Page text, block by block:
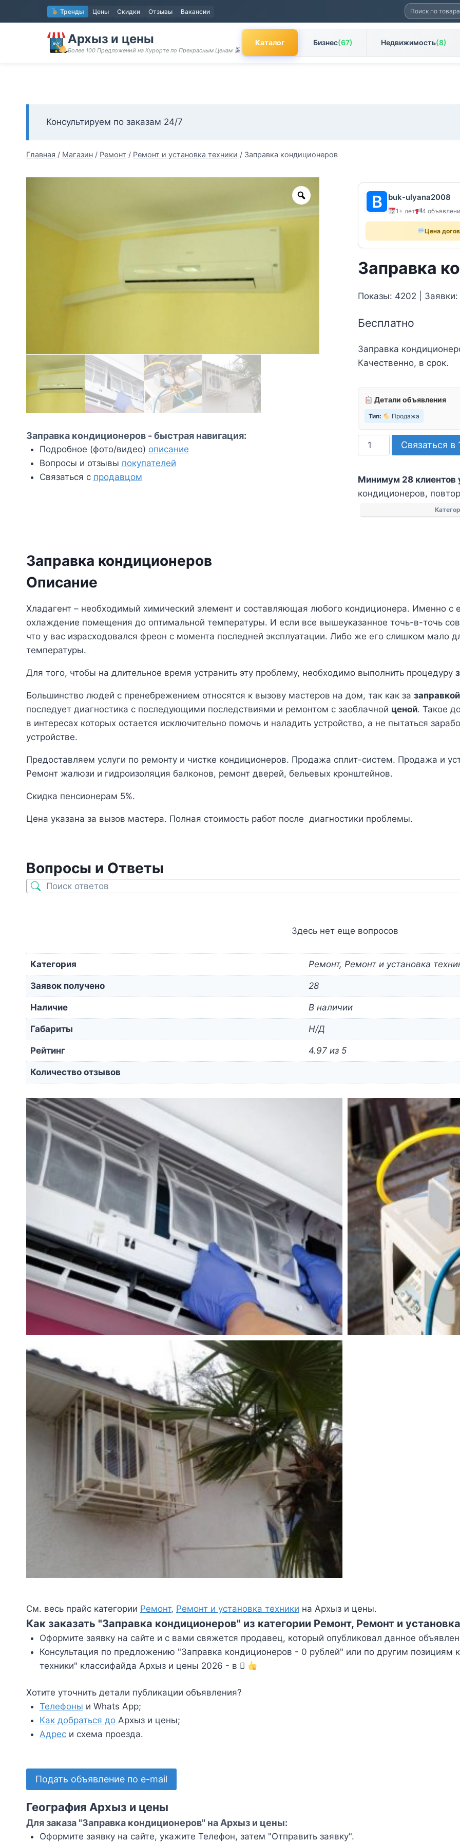
к
содержимому
Тренды Цены Скидки Отзывы Вакансии Искать:
Архыз и цены
Более 100 Предложений на Курорте по Прекрасным Ценам
Каталог Бизнес(67) Недвижимость(8)
Консультируем по заказам 24/7
Главная / Магазин / Ремонт / Ремонт и установка техники / Заправка кондиционеров
Zoom buk-ulyana2008
1+ лет 4
Цена
Заправка
Показы: 4202 | Заявки:
Бесплатно
Заправка
Качественно, в срок.
Детали объявления
Тип: Продажа
Количество
товара
кондиционеров
Связаться в
Минимум 28
кондиционеров,
Заправка кондиционеров - быстрая навигация:
Подробное (фото/видео) описание
Вопросы и отзывы покупателей
Связаться с продавцом
Заправка кондиционеров
Описание
Хладагент – необходимый химический элемент и составляющая любого кондиционера. Именно с
охлаждение помещения до оптимальной температуры. И если все вышеуказанное точь-в-точь
что у вас израсходовался фреон с момента последней эксплуатации. Либо же его слишком мало
температуры.
Для того, чтобы на длительное время устранить эту проблему, необходимо выполнить процедуру
Большинство людей с пренебрежением относятся к вызову мастеров на дом, так как за
последует диагностика с последующими последствиями и ремонтом с заоблачной ценой. Такое
в интересах которых остается исключительно помочь и наладить устройство, а не пытаться
устройстве.
Предоставляем услуги по ремонту и чистке кондиционеров. Продажа сплит-систем. Продажа и
Ремонт жалюзи и гидроизоляция балконов, ремонт дверей, бельевых кронштейнов.
Скидка пенсионерам 5%.
Цена указана за вызов мастера. Полная стоимость работ после диагностики проблемы.
Вопросы и Ответы
Здесь нет еще вопросов
Категория Ремонт, Ремонт и установка
Заявок получено 28
Наличие В наличии
Габариты Н/Д
Рейтинг 4.97 из 5
Количество отзывов
См. весь прайс категории Ремонт, Ремонт и установка техники на Архыз и цены.
Как заказать "Заправка кондиционеров" из категории Ремонт, Ремонт и
Оформите заявку на сайте и с вами свяжется продавец, который опубликовал данное
Консультация по предложению "Заправка кондиционеров - 0 рублей" или по другим позициям
техники" классифайда Архыз и цены 2026 - в
Хотите уточнить детали публикации объявления?
Телефоны и Whats App;
Как добраться доАрхыз и цены;
Адреси схема проезда.
Подать объявление по e-mail
География Архыз и цены
Для заказа "Заправка кондиционеров" на Архыз и цены:
Оформите заявку на сайте, укажите Телефон, затем "Отправить заявку".